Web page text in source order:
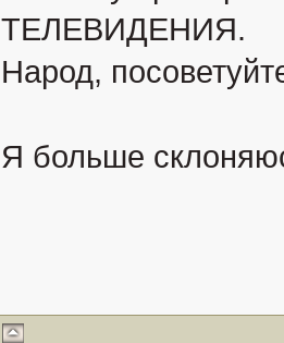
ТЕЛЕВИДЕНИЯ.
Народ,
Я больше